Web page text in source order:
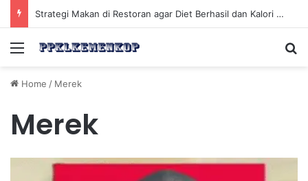
Strategi Makan di Restoran agar Diet Berhasil dan Kalori Tetap Terkontrol
Menu
Home / Merek
Merek